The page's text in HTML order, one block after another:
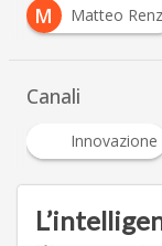
M
Matteo
Canali
Innovazione